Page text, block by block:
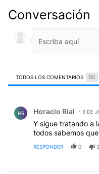
Conversación
TODOS LOS COMENTARIOS 55
HR Horacio Rial 9 DE
Y sigue tratando a
todos sabemos
RESPONDER 0 2